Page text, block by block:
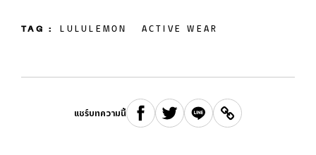
TAG : LULULEMON ACTIVE WEAR
แชร์บทความนี้